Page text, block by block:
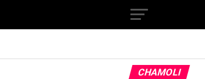
CHAMOLI